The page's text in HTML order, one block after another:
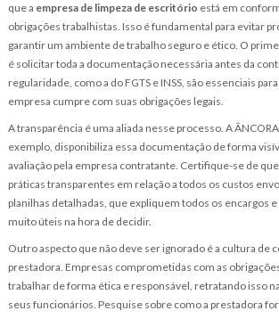
que a empresa de limpeza de escritório está em
obrigações trabalhistas. Isso é fundamental para evitar
garantir um ambiente de trabalho seguro e ético. O
é solicitar toda a documentação necessária antes da
regularidade, como a do FGTS e INSS, são essenciais
empresa cumpre com suas obrigações legais.
A transparência é uma aliada nesse processo. A ÂNCORA
exemplo, disponibiliza essa documentação de forma
avaliação pela empresa contratante. Certifique-se de
práticas transparentes em relação a todos os custos
planilhas detalhadas, que expliquem todos os encargos
muito úteis na hora de decidir.
Outro aspecto que não deve ser ignorado é a cultura de
prestadora. Empresas comprometidas com as
trabalhar de forma ética e responsável, retratando isso
seus funcionários. Pesquise sobre como a prestadora